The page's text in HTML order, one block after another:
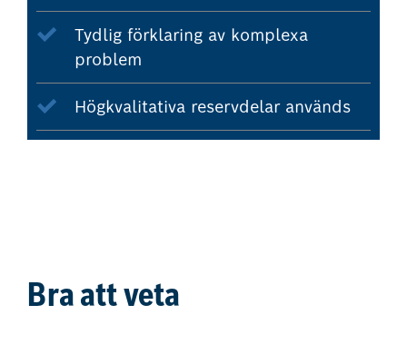
Tydlig förklaring av komplexa
problem
Högkvalitativa reservdelar används
Bra att veta